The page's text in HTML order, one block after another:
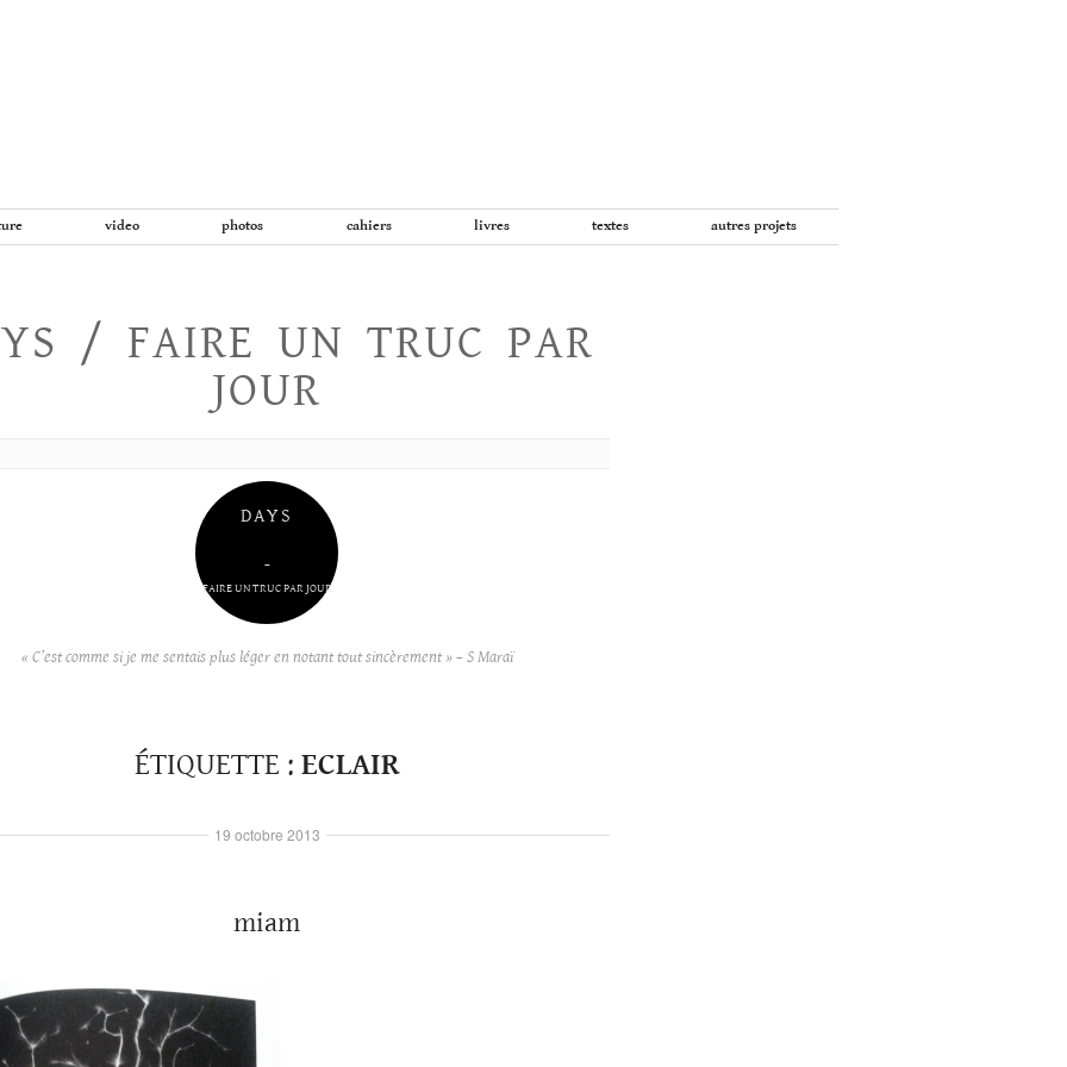
video photos cahiers livres textes autres projets
/ FAIRE UN TRUC PAR
JOUR
DAYS
–
FAIRE UN TRUC PAR JOUR
« C’est comme si je me sentais plus léger en notant tout sincèrement » – S Maraï
ÉTIQUETTE : ECLAIR
miam
19 octobre 2013